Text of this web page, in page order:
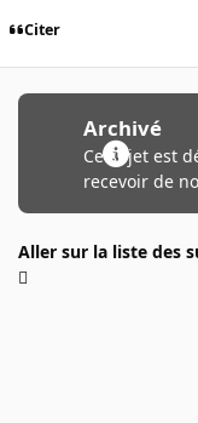
Citer
Archivé
Ce sujet est
recevoir de
Aller sur la liste des